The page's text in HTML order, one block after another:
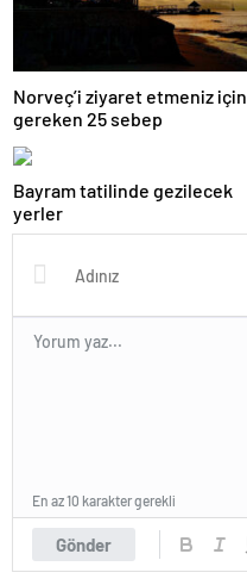
Norveç’i ziyaret etmeniz için
gereken 25 sebep
Bayram tatilinde gezilecek
yerler
Gönder
En az 10 karakter gerekli